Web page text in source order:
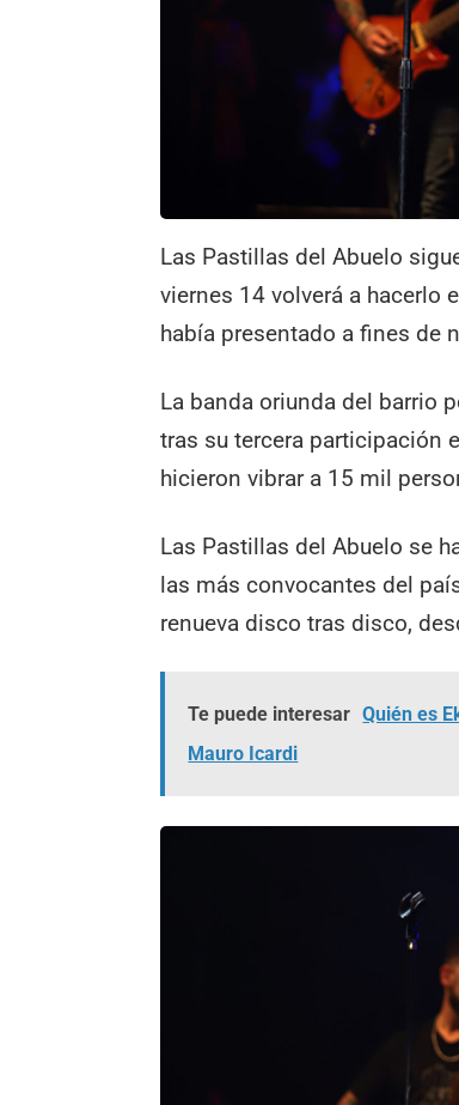
Las Pastillas del Abuelo
viernes 14 volverá a hacerlo
había presentado a fines de
La banda oriunda del barrio
tras su tercera participación
hicieron vibrar a 15 mil
Las Pastillas del Abuelo se
las más convocantes del
renueva disco tras disco,
Te puede interesar Quién es
Mauro Icardi